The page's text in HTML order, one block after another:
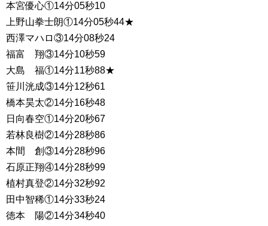
本宮優心①14分05秒10
上野山拳士朗①14分05秒44★
西澤マハロ③14分08秒24
福富 翔③14分10秒59
大島 福①14分11秒88★
笹川洸成③14分12秒61
橋本昊太②14分16秒48
日向春空①14分20秒67
若林良樹②14分28秒86
本間 創③14分28秒96
石原正翔④14分28秒99
植村真登②14分32秒92
田中智稀①14分33秒24
徳本 陽②14分34秒40